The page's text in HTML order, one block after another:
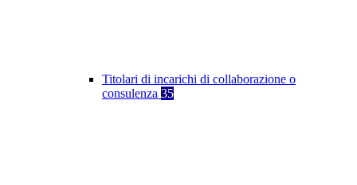
Titolari di incarichi di collaborazione o
consulenza 35